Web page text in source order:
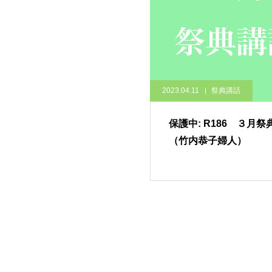
2023.04.11 祭典講話
保護中: R186 ３月祭
（竹内恭子婦人）